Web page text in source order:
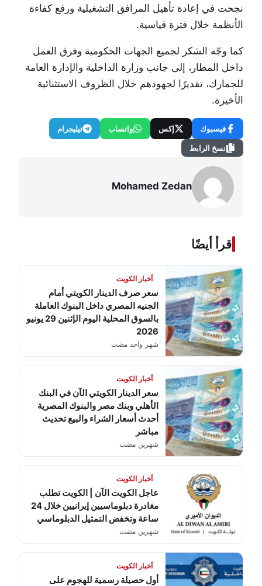
نجحت في إعادة تأهيل المرافق التشغيلية ورفع كفاءة
الأنظمة خلال فترة قياسية.
كما وجّه الشكر لجميع الجهات الحكومية وفرق العمل
داخل المطار، إلى جانب وزارة الداخلية والإدارة العامة
للجمارك، تقديرًا لجهودهم خلال الظروف الاستثنائية
الأخيرة.
فيسبوك إكس واتساب تيليجرام
نسخ الرابط
Mohamed Zedan
اقرأ أيضًا
أخبار الكويت
سعر صرف الدينار الكويتي أمام
الجنيه المصري داخل البنوك العاملة
بالسوق المحلية اليوم الإثنين 29 يونيو
2026
شهر واحد مضت
أخبار الكويت
سعر الدينار الكويتي الآن في البنك
الأهلي وبنك مصر والبنوك المصرية
أحدث أسعار الشراء والبيع تحديث
مباشر
شهرين مضت
أخبار الكويت
عاجل الكويت الآن | الكويت تطلب
مغادرة دبلوماسيين إيرانيين خلال 24
ساعة وتخفض التمثيل الدبلوماسي
شهرين مضت
أخبار الكويت
أول حصيلة رسمية للهجوم على